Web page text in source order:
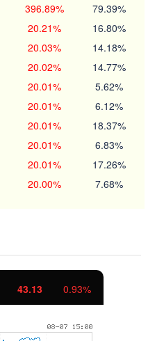
396.89% 79.39%
20.21% 16.80%
20.03% 14.18%
20.02% 14.77%
20.01% 5.62%
20.01% 6.12%
20.01% 18.37%
20.01% 6.83%
20.01% 17.26%
20.00% 7.68%
43.13 0.93%